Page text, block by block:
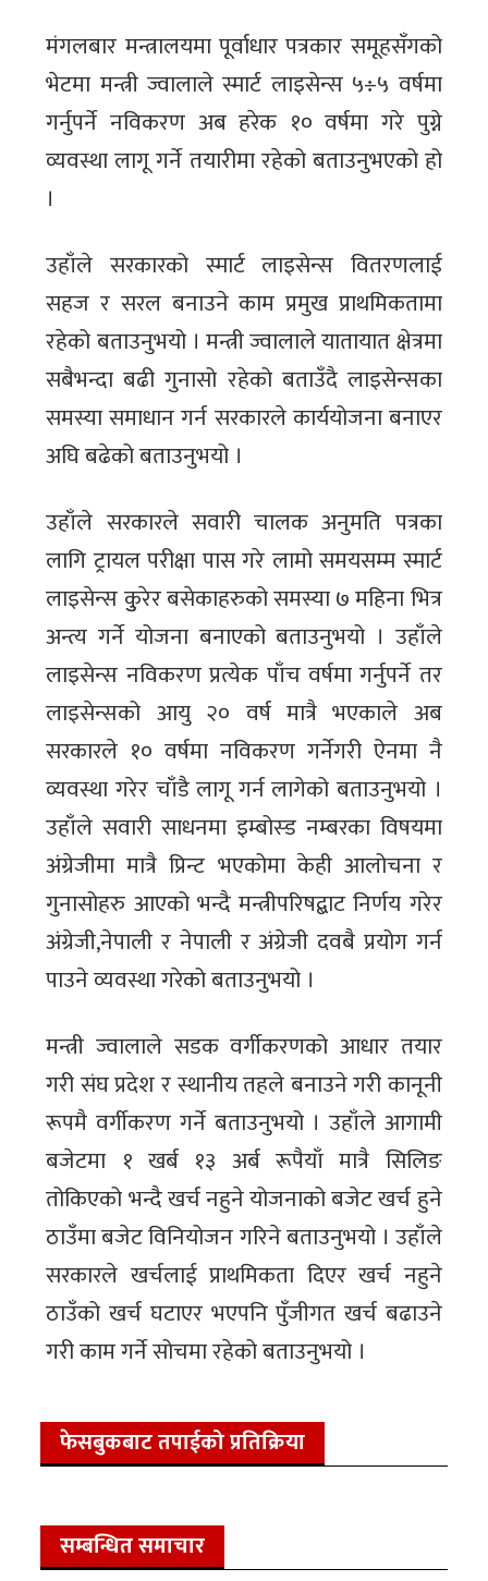
मंगलबार मन्त्रालयमा पूर्वाधार पत्रकार समूहसँगको
भेटमा मन्त्री ज्वालाले स्मार्ट लाइसेन्स ५÷५ वर्षमा
गर्नुपर्ने नविकरण अब हरेक १० वर्षमा गरे पुग्ने
व्यवस्था लागू गर्ने तयारीमा रहेको बताउनुभएको हो
।
उहाँले सरकारको स्मार्ट लाइसेन्स वितरणलाई
सहज र सरल बनाउने काम प्रमुख प्राथमिकतामा
रहेको बताउनुभयो । मन्त्री ज्वालाले यातायात क्षेत्रमा
सबैभन्दा बढी गुनासो रहेको बताउँदै लाइसेन्सका
समस्या समाधान गर्न सरकारले कार्ययोजना बनाएर
अघि बढेको बताउनुभयो ।
उहाँले सरकारले सवारी चालक अनुमति पत्रका
लागि ट्रायल परीक्षा पास गरे लामो समयसम्म स्मार्ट
लाइसेन्स कुुरेर बसेकाहरुको समस्या ७ महिना भित्र
अन्त्य गर्ने योजना बनाएको बताउनुभयो । उहाँले
लाइसेन्स नविकरण प्रत्येक पाँच वर्षमा गर्नुपर्ने तर
लाइसेन्सको आयु २० वर्ष मात्रै भएकाले अब
सरकारले १० वर्षमा नविकरण गर्नेगरी ऐनमा नै
व्यवस्था गरेर चाँडै लागू गर्न लागेको बताउनुभयो ।
उहाँले सवारी साधनमा इम्बोस्ड नम्बरका विषयमा
अंग्रेजीमा मात्रै प्रिन्ट भएकोमा केही आलोचना र
गुनासोहरु आएको भन्दै मन्त्रीपरिषद्बाट निर्णय गरेर
अंग्रेजी,नेपाली र नेपाली र अंग्रेजी दवबै प्रयोग गर्न
पाउने व्यवस्था गरेको बताउनुभयो ।
मन्त्री ज्वालाले सडक वर्गीकरणको आधार तयार
गरी संघ प्रदेश र स्थानीय तहले बनाउने गरी कानूनी
रूपमै वर्गीकरण गर्ने बताउनुभयो । उहाँले आगामी
बजेटमा १ खर्ब १३ अर्ब रूपैयाँ मात्रै सिलिङ
तोकिएको भन्दै खर्च नहुने योजनाको बजेट खर्च हुने
ठाउँमा बजेट विनियोजन गरिने बताउनुभयो । उहाँले
सरकारले खर्चलाई प्राथमिकता दिएर खर्च नहुने
ठाउँको खर्च घटाएर भएपनि पुँजीगत खर्च बढाउने
गरी काम गर्ने सोचमा रहेको बताउनुभयो ।
फेसबुकबाट तपाईको प्रतिक्रिया
सम्बन्धित समाचार